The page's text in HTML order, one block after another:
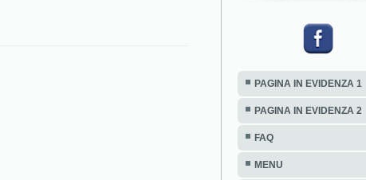
PAGINA IN EVIDENZA 1
PAGINA IN EVIDENZA 2
FAQ
MENU